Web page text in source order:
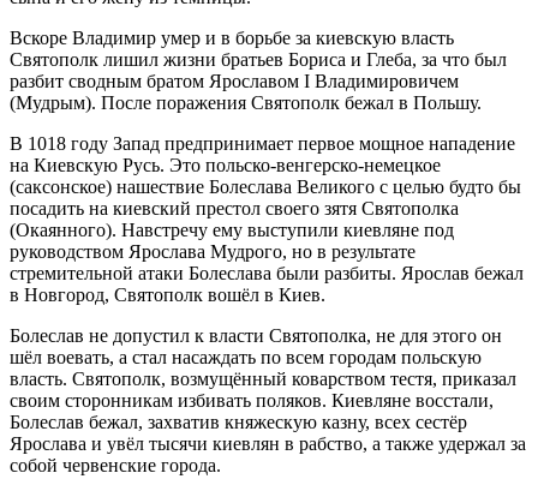
Вскоре Владимир умер и в борьбе за киевскую власть
Святополк лишил жизни братьев Бориса и Глеба, за что был
разбит сводным братом Ярославом I Владимировичем
(Мудрым). После поражения Святополк бежал в Польшу.
В 1018 году Запад предпринимает первое мощное нападение
на Киевскую Русь. Это польско-венгерско-немецкое
(саксонское) нашествие Болеслава Великого с целью будто бы
посадить на киевский престол своего зятя Святополка
(Окаянного). Навстречу ему выступили киевляне под
руководством Ярослава Мудрого, но в результате
стремительной атаки Болеслава были разбиты. Ярослав бежал
в Новгород, Святополк вошёл в Киев.
Болеслав не допустил к власти Святополка, не для этого он
шёл воевать, а стал насаждать по всем городам польскую
власть. Святополк, возмущённый коварством тестя, приказал
своим сторонникам избивать поляков. Киевляне восстали,
Болеслав бежал, захватив княжескую казну, всех сестёр
Ярослава и увёл тысячи киевлян в рабство, а также удержал за
собой червенские города.